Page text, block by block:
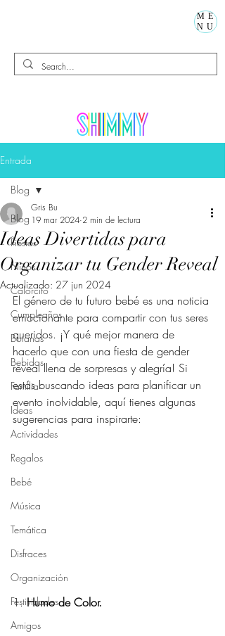
ME
NU
Entrada
Blog
Fiestas
Niños
Calorcito
Cumpleaños
Botanas
Bebidas
Familia
Ideas
Actividades
Regalos
Bebé
Música
Temática
Disfraces
Organización
Festividades
Amigos
Blog
Ideas Divertidas para
Organizar tu Gender Reveal
Gris Bu
19 mar 2024 2 min de lectura
Actualizado: 27 jun 2024
El género de tu futuro bebé es una noticia
emocionante para compartir con tus seres
queridos. ¡Y qué mejor manera de
hacerlo que con una fiesta de gender
reveal llena de sorpresas y alegría! Si
estás buscando ideas para planificar un
evento inolvidable, aquí tienes algunas
sugerencias para inspirarte:
1. Humo de Color.